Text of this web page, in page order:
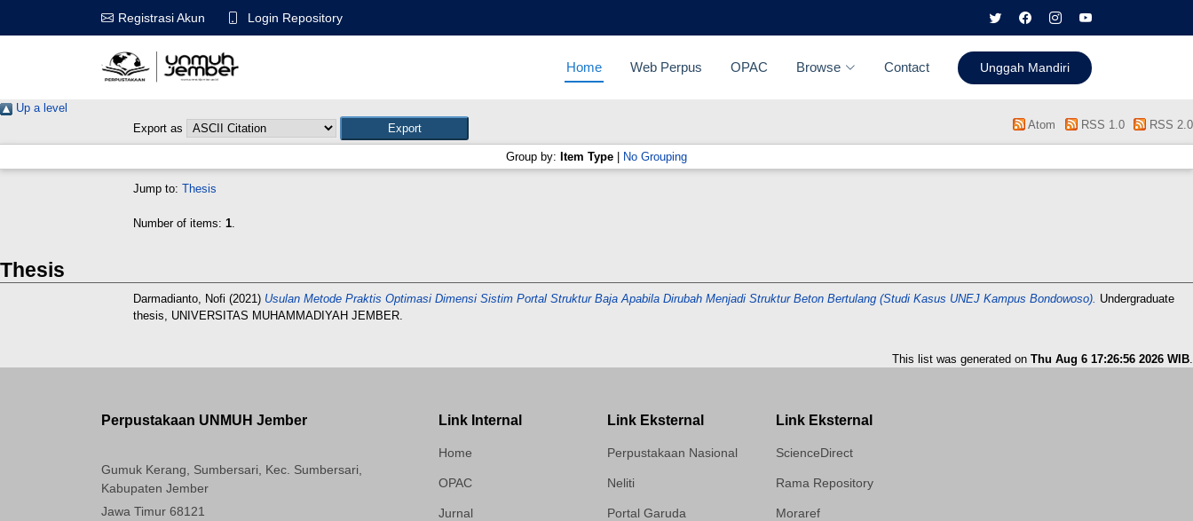
Registrasi Akun Login Repository
Home Web Perpus OPAC Browse Contact Unggah Mandiri
Up a level
Export as
Atom RSS 1.0 RSS 2.0
Group by: Item Type No Grouping
Jump to: Thesis
Number of items: 1.
Thesis
Darmadianto, Nofi (2021) Usulan Metode Praktis Optimasi Dimensi Sistim Portal Struktur Baja Apabila Dirubah Menjadi Struktur Beton Bertulang (Studi Kasus UNEJ Kampus Bondowoso). Undergraduate
thesis, UNIVERSITAS MUHAMMADIYAH JEMBER.
This list was generated on Thu Aug 6 17:26:56 2026 WIB.
Perpustakaan UNMUH Jember
Gumuk Kerang, Sumbersari, Kec. Sumbersari,
Kabupaten Jember
Jawa Timur 68121
Link Internal
Home
OPAC
Jurnal
Link Eksternal
Perpustakaan Nasional
Neliti
Portal Garuda
Link Eksternal
ScienceDirect
Rama Repository
Moraref